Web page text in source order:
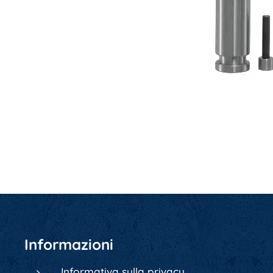
Informazioni